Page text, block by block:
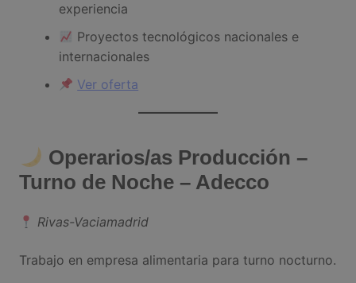
experiencia
Proyectos tecnológicos nacionales e
internacionales
Ver oferta
Operarios/as Producción –
Turno de Noche – Adecco
Rivas-Vaciamadrid
Trabajo en empresa alimentaria para turno nocturno.